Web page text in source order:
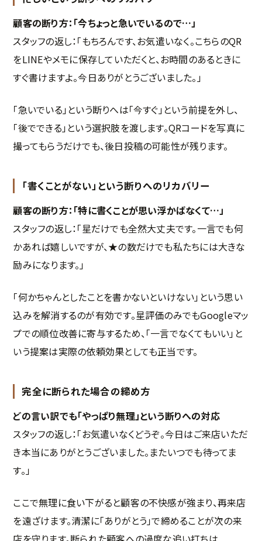
顧客の断り方：「今ちょっと急いでいるので…」
スタッフの返し：「もちろんです、お気遣いなく。こちらのQR
をLINEやメモに保存していただくと、お時間のあるときに
すぐ書けますよ。今日ありがとうございました。」
「急いでいる」という断りへは「今すぐ」という前提を外し、
「後でできる」という選択肢を渡します。QRコードを写真に
撮ってもらうだけでも、後日投稿の可能性が残ります。
「書くことがない」という断りへのリカバリー
顧客の断り方：「特に書くことが思い浮かばなくて…」
スタッフの返し：「星だけでも全然大丈夫です。一言でも何
かあれば嬉しいですが、★の数だけでも私たちには大きな
励みになります。」
「何かちゃんとしたことを書かないといけない」という思い
込みを解消するのが有効です。星評価のみでもGoogleマッ
プでの順位改善に寄与するため、「一言でなくてもいい」と
いう提案は実際の依頼効果としても正当です。
完全に断られた場合の締め方
どの言い訳でも「やっぱり無理」という断りへの対応
スタッフの返し：「お気遣いなくどうぞ。今日はご来店いただ
き本当にありがとうございました。またいつでも待ってま
す。」
ここで無理に食い下がると顧客の不快感が強まり、再来店
を遠ざけます。清潔に「ありがとう」で締めることが次の来